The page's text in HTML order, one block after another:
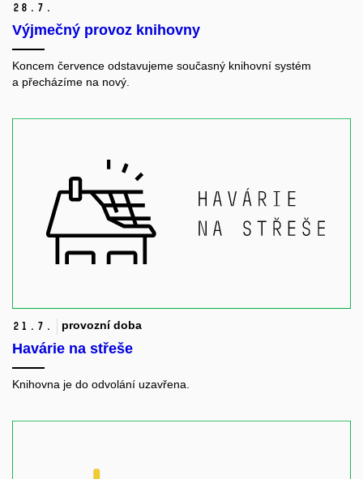
28. 7.
Výjmečný provoz knihovny
Koncem července odstavujeme současný knihovní systém
a přecházíme na nový.
21. 7. provozní doba
Havárie na střeše
Knihovna je do odvolání uzavřena.